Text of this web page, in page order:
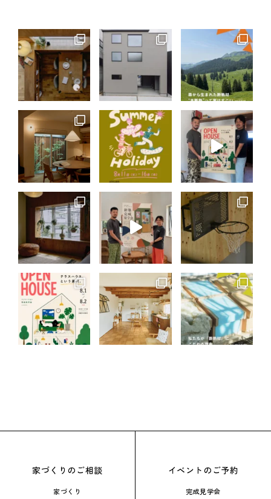
家づくりのご相談
家づくり
イベントのご予約
完成見学会